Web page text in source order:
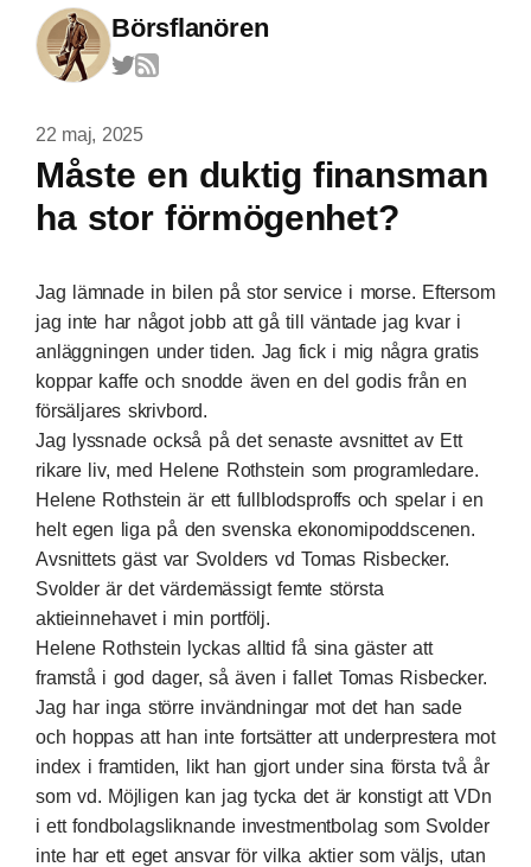
Börsflanören
22 maj, 2025
Måste en duktig finansman
ha stor förmögenhet?
Jag lämnade in bilen på stor service i morse. Eftersom
jag inte har något jobb att gå till väntade jag kvar i
anläggningen under tiden. Jag fick i mig några gratis
koppar kaffe och snodde även en del godis från en
försäljares skrivbord.
Jag lyssnade också på det senaste avsnittet av Ett
rikare liv, med Helene Rothstein som programledare.
Helene Rothstein är ett fullblodsproffs och spelar i en
helt egen liga på den svenska ekonomipoddscenen.
Avsnittets gäst var Svolders vd Tomas Risbecker.
Svolder är det värdemässigt femte största
aktieinnehavet i min portfölj.
Helene Rothstein lyckas alltid få sina gäster att
framstå i god dager, så även i fallet Tomas Risbecker.
Jag har inga större invändningar mot det han sade
och hoppas att han inte fortsätter att underprestera mot
index i framtiden, likt han gjort under sina första två år
som vd. Möjligen kan jag tycka det är konstigt att VDn
i ett fondbolagsliknande investmentbolag som Svolder
inte har ett eget ansvar för vilka aktier som väljs, utan